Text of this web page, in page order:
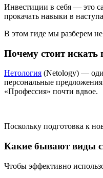
Инвестиции в себя — это
прокачать навыки в
В этом гиде мы разберем
Почему стоит искать
Нетология (Netology) —
персональные
«Профессия» почти вдвое.
Поскольку подготовка к
Какие бывают виды
Чтобы эффективно